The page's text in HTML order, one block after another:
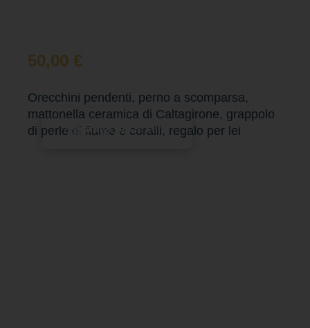
50,00 €
Orecchini pendenti, perno a scomparsa,
mattonella ceramica di Caltagirone, grappolo
di perle di fiume e coralli, regalo per lei
Aggiungi al carrello